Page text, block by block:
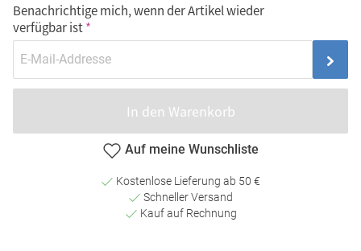
Benachrichtige mich, wenn der Artikel wieder
verfügbar ist
In den Warenkorb
Auf meine Wunschliste
Kostenlose Lieferung ab 50 €
Schneller Versand
Kauf auf Rechnung